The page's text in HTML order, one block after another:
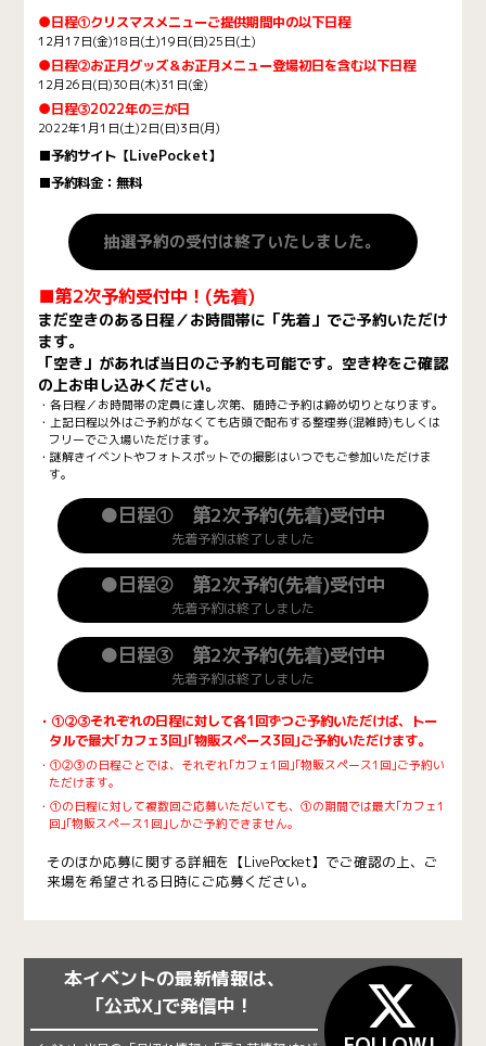
●日程①クリスマスメニューご提供期間中の以下日程
12月17日(金)18日(土)19日(日)25日(土)
●日程②お正月グッズ＆お正月メニュー登場初日を含む以下日程
12月26日(日)30日(木)31日(金)
●日程③2022年の三が日
2022年1月1日(土)2日(日)3日(月)
■予約サイト【LivePocket】
■予約料金：無料
抽選予約の受付は終了いたしました。
■第2次予約受付中！(先着)
まだ空きのある日程／お時間帯に「先着」でご予約いただけ
ます。
「空き」があれば当日のご予約も可能です。空き枠をご確認
の上お申し込みください。
・各日程／お時間帯の定員に達し次第、随時ご予約は締め切りとなります。
・上記日程以外はご予約がなくても店頭で配布する整理券(混雑時)もしくは
フリーでご入場いただけます。
・謎解きイベントやフォトスポットでの撮影はいつでもご参加いただけま
す。
●日程① 第2次予約(先着)受付中
先着予約は終了しました
●日程② 第2次予約(先着)受付中
先着予約は終了しました
●日程③ 第2次予約(先着)受付中
先着予約は終了しました
・①②③それぞれの日程に対して各1回ずつご予約いただけば、トー
タルで最大｢カフェ3回｣｢物販スペース3回｣ご予約いただけます。
・①②③の日程ごとでは、それぞれ｢カフェ1回｣｢物販スペース1回｣ご予約い
ただけます。
・①の日程に対して複数回ご応募いただいても、①の期間では最大｢カフェ1
回｣｢物販スペース1回｣しかご予約できません。
そのほか応募に関する詳細を【LivePocket】でご確認の上、ご
来場を希望される日時にご応募ください。
本イベントの最新情報は、
｢公式X｣で発信中！